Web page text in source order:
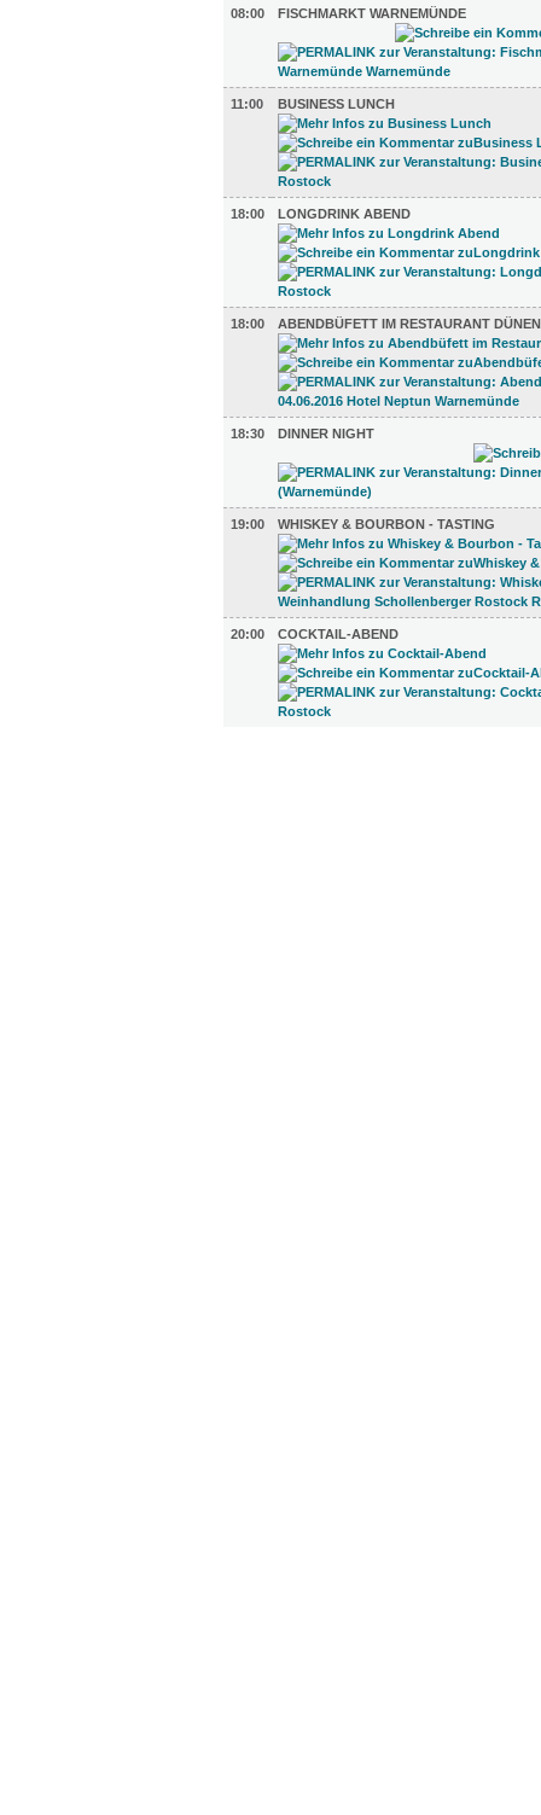
08:00 FISCHMARKT WARNEMÜNDE
11:00 BUSINESS LUNCH
18:00 LONGDRINK ABEND
18:00 ABENDBÜFETT IM RESTAURANT
18:30 DINNER NIGHT
19:00 WHISKEY & BOURBON - TASTING
20:00 COCKTAIL-ABEND